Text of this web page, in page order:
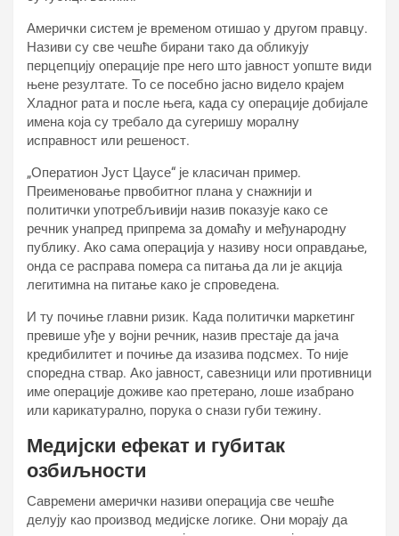
Амерички систем је временом отишао у другом правцу.
Називи су све чешће бирани тако да обликују
перцепцију операције пре него што јавност уопште види
њене резултате. То се посебно јасно видело крајем
Хладног рата и после њега, када су операције добијале
имена која су требало да сугеришу моралну
исправност или решеност.
„Оператион Јуст Цаусе“ је класичан пример.
Преименовање првобитног плана у снажнији и
политички употребљивији назив показује како се
речник унапред припрема за домаћу и међународну
публику. Ако сама операција у називу носи оправдање,
онда се расправа помера са питања да ли је акција
легитимна на питање како је спроведена.
И ту почиње главни ризик. Када политички маркетинг
превише уђе у војни речник, назив престаје да јача
кредибилитет и почиње да изазива подсмех. То није
споредна ствар. Ако јавност, савезници или противници
име операције доживе као претерано, лоше изабрано
или карикатурално, порука о снази губи тежину.
Медијски ефекат и губитак
озбиљности
Савремени амерички називи операција све чешће
делују као производ медијске логике. Они морају да